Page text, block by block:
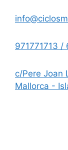
971771713
c/Pere Joan
Mallorca -